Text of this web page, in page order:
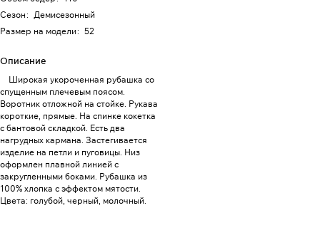
Сезон: Демисезонный
Размер на модели: 52
Описание
Широкая укороченная рубашка со
спущенным плечевым поясом.
Воротник отложной на стойке. Рукава
короткие, прямые. На спинке кокетка
с бантовой складкой. Есть два
нагрудных кармана. Застегивается
изделие на петли и пуговицы. Низ
оформлен плавной линией с
закругленными боками. Рубашка из
100% хлопка с эффектом мятости.
Цвета: голубой, черный, молочный.